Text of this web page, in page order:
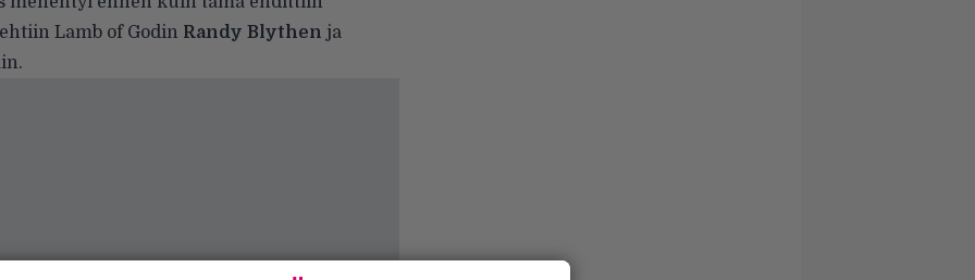
Lamb of Godin Randy Blythen ja